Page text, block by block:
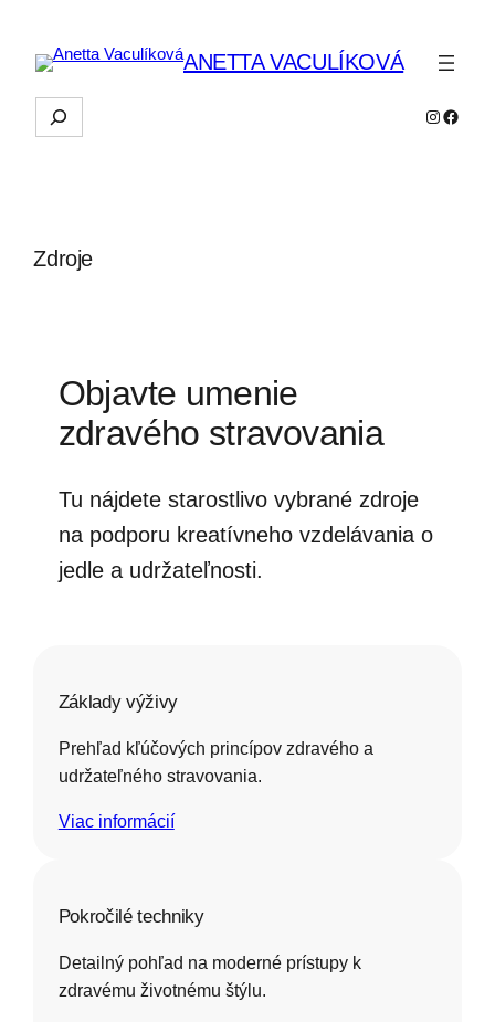
obsah
ANETTA VACULÍKOVÁ
Hľadať
Zdroje
Objavte umenie
zdravého stravovania
Tu nájdete starostlivo vybrané zdroje
na podporu kreatívneho vzdelávania o
jedle a udržateľnosti.
Základy výživy
Prehľad kľúčových princípov zdravého a
udržateľného stravovania.
Viac informácií
Pokročilé techniky
Detailný pohľad na moderné prístupy k
zdravému životnému štýlu.